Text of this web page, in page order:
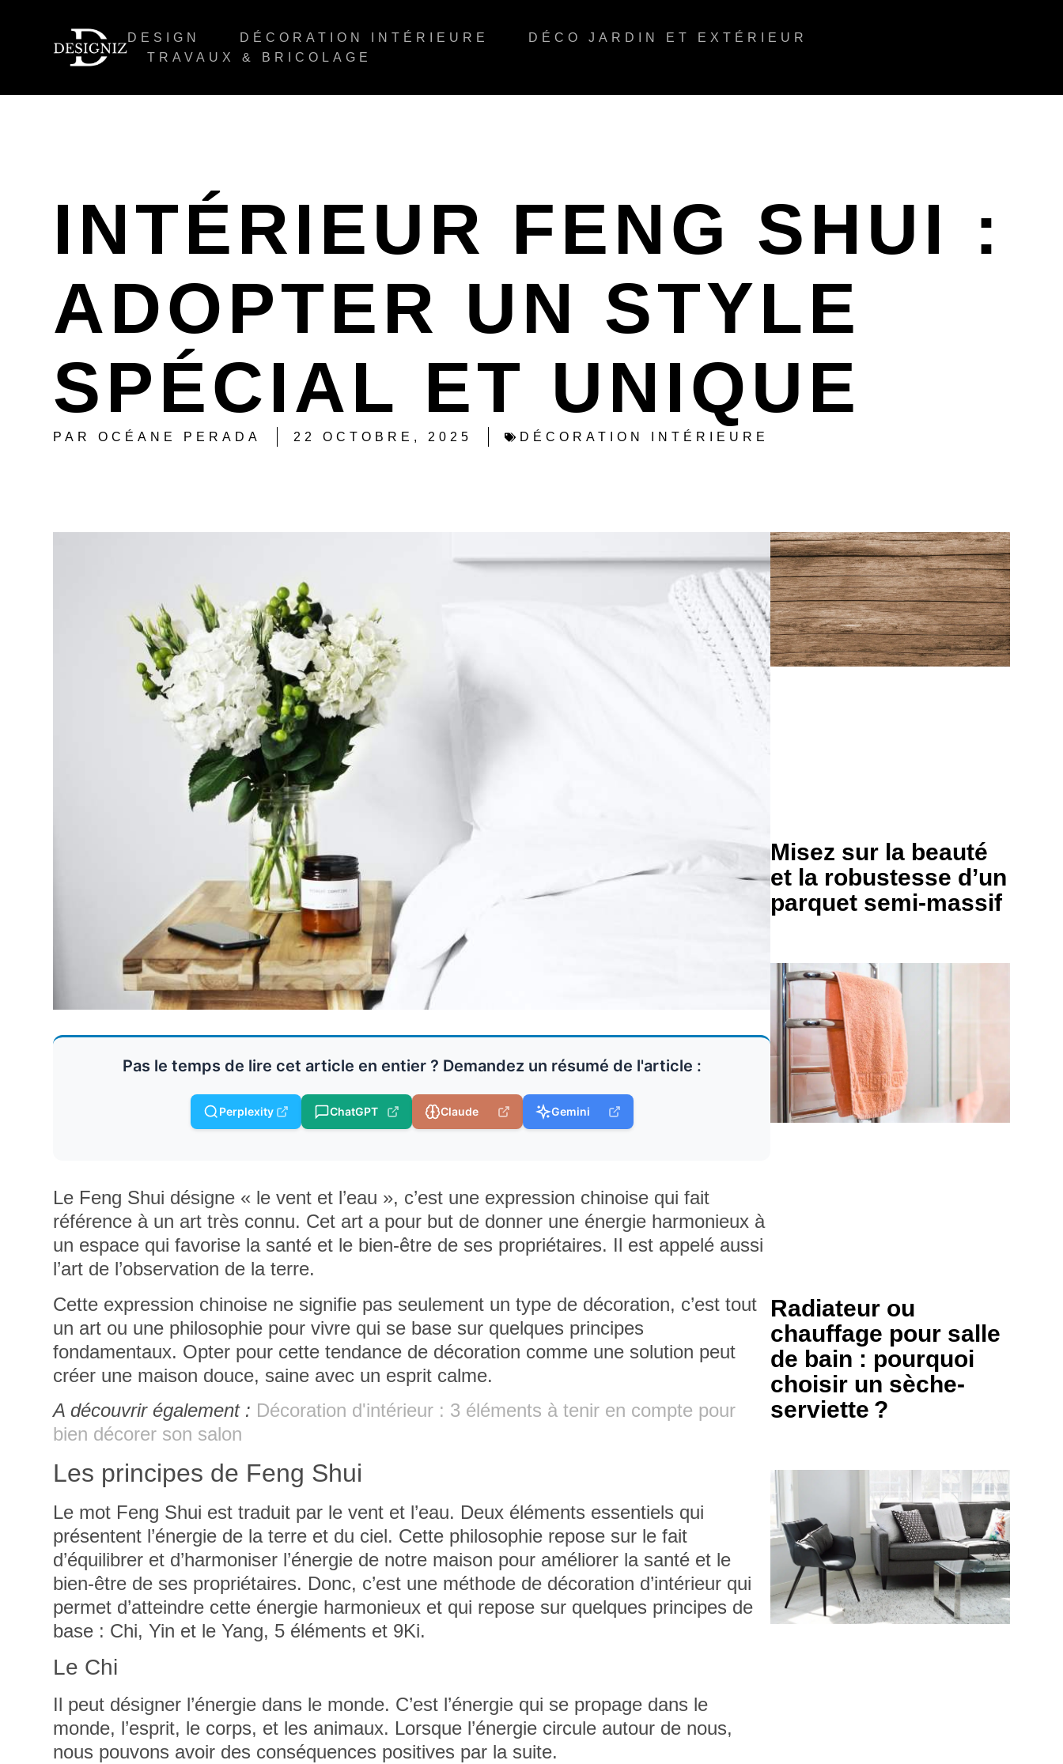
DESIGN DÉCORATION INTÉRIEURE
DÉCO JARDIN ET EXTÉRIEUR
TRAVAUX & BRICOLAGE
INTÉRIEUR FENG SHUI :
ADOPTER UN STYLE
SPÉCIAL ET UNIQUE
PAR OCÉANE PERADA 22 OCTOBRE, 2025 DÉCORATION INTÉRIEURE
Pas le temps de lire cet article en entier ? Demandez un résumé de l'article :
Perplexity ChatGPT Claude Gemini
Le Feng Shui désigne « le vent et l’eau », c’est une expression chinoise qui fait
référence à un art très connu. Cet art a pour but de donner une énergie harmonieux à
un espace qui favorise la santé et le bien-être de ses propriétaires. Il est appelé aussi
l’art de l’observation de la terre.
Cette expression chinoise ne signifie pas seulement un type de décoration, c’est tout
un art ou une philosophie pour vivre qui se base sur quelques principes
fondamentaux. Opter pour cette tendance de décoration comme une solution peut
créer une maison douce, saine avec un esprit calme.
A découvrir également : Décoration d'intérieur : 3 éléments à tenir en compte pour
bien décorer son salon
Les principes de Feng Shui
Le mot Feng Shui est traduit par le vent et l’eau. Deux éléments essentiels qui
présentent l’énergie de la terre et du ciel. Cette philosophie repose sur le fait
d’équilibrer et d’harmoniser l’énergie de notre maison pour améliorer la santé et le
bien-être de ses propriétaires. Donc, c’est une méthode de décoration d’intérieur qui
permet d’atteindre cette énergie harmonieux et qui repose sur quelques principes de
base : Chi, Yin et le Yang, 5 éléments et 9Ki.
Le Chi
Il peut désigner l’énergie dans le monde. C’est l’énergie qui se propage dans le
monde, l’esprit, le corps, et les animaux. Lorsque l’énergie circule autour de nous,
nous pouvons avoir des conséquences positives par la suite.
Misez sur la beauté
et la robustesse d’un
parquet semi-massif
Radiateur ou
chauffage pour salle
de bain : pourquoi
choisir un sèche-
serviette ?